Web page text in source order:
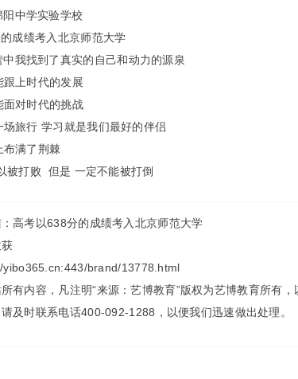
阳中学实验学校
成绩考入北京师范大学
中我找到了真实的自己和动力的源泉
跟上时代的发展
面对时代的挑战
场旅行 学习就是我们最好的伴侣
布满了荆棘
被打败 但是 一定不能被打倒
高考以638分的成绩考入北京师范大学
yibo365.cn:443/brand/13778.html
有内容，凡注明“来源：艺博教育”版权为艺博教育所有
及时联系电话400-092-1288，以便我们迅速做出处理。